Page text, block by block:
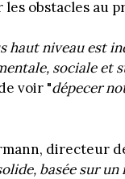
les obstacles au
niveau est
sociale et
voir "dépecer
directeur
basée sur